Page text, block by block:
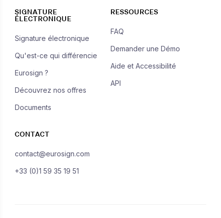
SIGNATURE
ÉLECTRONIQUE
Signature électronique
Qu'est-ce qui différencie
Eurosign ?
Découvrez nos offres
Documents
RESSOURCES
FAQ
Demander une Démo
Aide et Accessibilité
API
CONTACT
contact@eurosign.com
+33 (0)1 59 35 19 51